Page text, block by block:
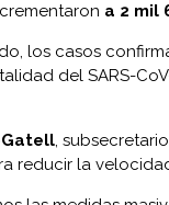
a 2 mil
los casos
del SARS-
Gatell,
reducir la